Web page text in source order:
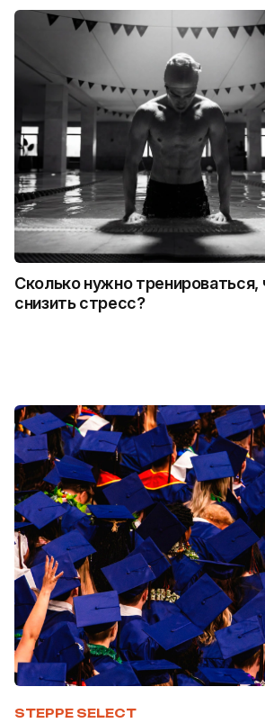
Сколько нужно тренироваться,
снизить стресс?
STEPPE SELECT